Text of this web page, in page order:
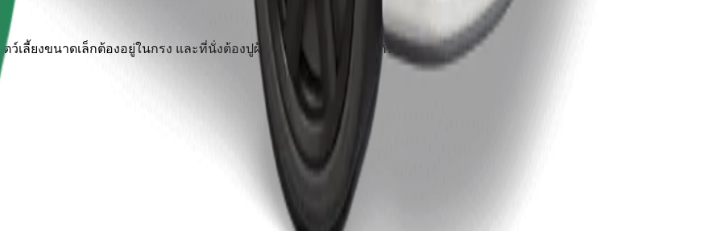
เลี้ยงขนาดเล็กต้องอยู่ในกรง และที่นั่งต้องปูผ้าห่มหรือแผ่นรองป้องกัน